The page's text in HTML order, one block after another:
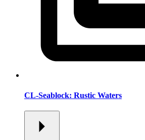
CL-Seablock: Rustic Waters